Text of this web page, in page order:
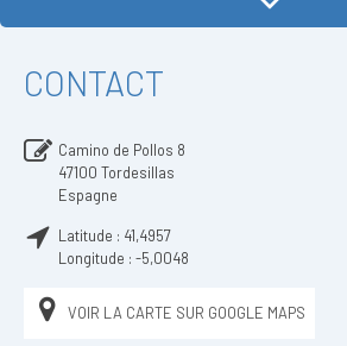
CONTACT
Camino de Pollos 8
47100 Tordesillas
Espagne
Latitude : 41,4957
Longitude : -5,0048
VOIR LA CARTE SUR GOOGLE MAPS